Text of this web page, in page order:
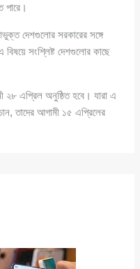
পারে।
দেশগুলোর সরকারের সঙ্গে
সংশ্লিষ্ট দেশগুলোর কাছে
২৮ এপ্রিল অনুষ্ঠিত হবে। যারা এ
তাদের আগামী ১৫ এপ্রিলের